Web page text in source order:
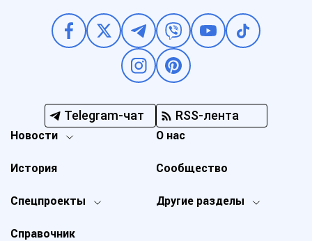
Telegram-чат RSS-лента
Новости
Спецпроекты Другие разделы
История
О нас
Справочник
Сообщество